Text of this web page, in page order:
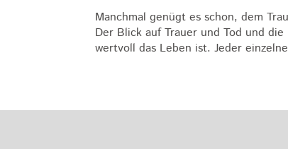
Manchmal genügt es schon, dem
Der Blick auf Trauer und Tod und
wertvoll das Leben ist. Jeder